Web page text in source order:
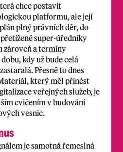
chce postavit
platformu, ale její
plný právních děr, do
super-úředníky
zároveň a termíny
kdy už bude celá
Přesně to dnes
který měl přinést
veřejných služeb, je
cvičením v budování
vesnic.
je samotná řemeslná